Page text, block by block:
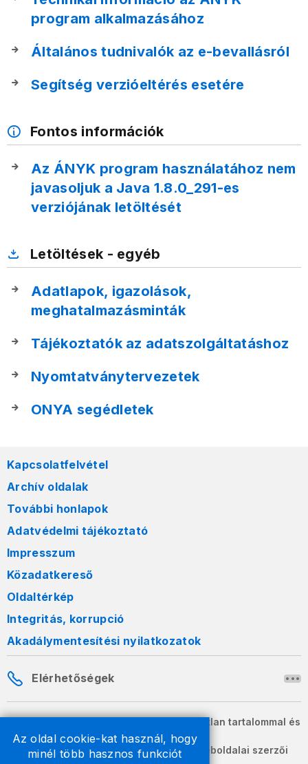
Az oldal cookie-kat használ, hogy
minél több hasznos funkciót
program alkalmazásához
Általános tudnivalók az e-bevallásról
Segítség verzióeltérés esetére
Fontos információk
Az ÁNYK program használatához nem
javasoljuk a Java 1.8.0_291-es
verziójának letöltését
Letöltések - egyéb
Adatlapok, igazolások,
meghatalmazásminták
Tájékoztatók az adatszolgáltatáshoz
Nyomtatványtervezetek
ONYA segédletek
Kapcsolatfelvétel
Archív oldalak
További honlapok
Adatvédelmi tájékoztató
Impresszum
Közadatkereső
Oldaltérkép
Integritás, korrupció
Akadálymentesítési nyilatkozatok
Elérhetőségek
A honlapon szereplő információk változatlan tartalommal és
formában szabadon terjeszthetők.
2026 © A Nemzeti Adó- és Vámhivatal weboldalai szerzői